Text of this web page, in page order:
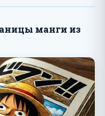
манги из